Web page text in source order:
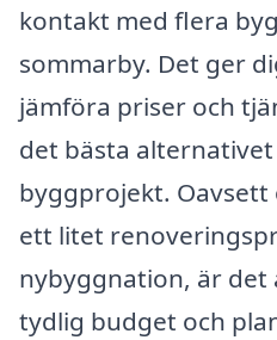
kontakt med flera
sommarby. Det ger
jämföra priser och
det bästa
byggprojekt.
ett litet
nybyggnation, är det
tydlig budget och